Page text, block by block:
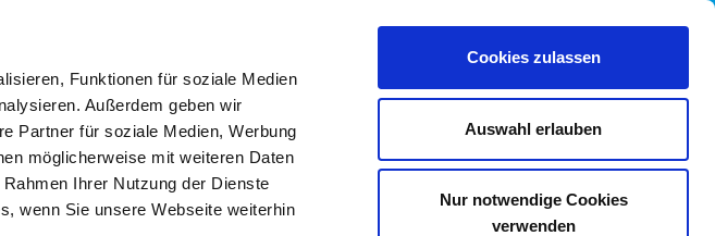
Funktionen für soziale Medien
Außerdem geben wir
Partner für soziale Medien, Werbung
möglicherweise mit weiteren Daten
Ihrer Nutzung der Dienste
wenn Sie unsere Webseite weiterhin
Cookies zulassen
Auswahl erlauben
Nur notwendige Cookies
verwenden
05205 742558